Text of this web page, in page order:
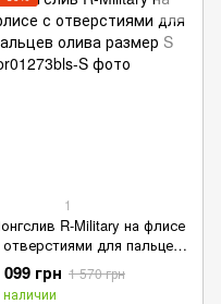
1
R-Military на флисе
отверстиями для пальцев
размер S
099 грн 1 570 грн